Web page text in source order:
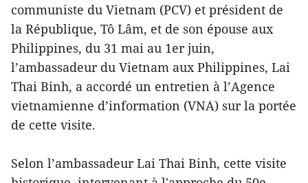
communiste du Vietnam (PCV) et président de
la République, Tô Lâm, et de son épouse aux
Philippines, du 31 mai au 1er juin,
l’ambassadeur du Vietnam aux Philippines, Lai
Thai Binh, a accordé un entretien à l’Agence
vietnamienne d’information (VNA) sur la portée
de cette visite.
Selon l’ambassadeur Lai Thai Binh, cette visite